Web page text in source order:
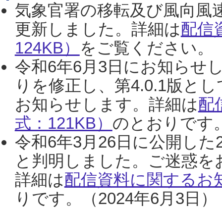
気象官署の移転及び風向風
更新しました。詳細は配信
124KB） をご覧ください。
令和6年6月3日にお知らせ
りを修正し、第4.0.1版と
お知らせします。詳細は配
式：121KB） のとおりです
令和6年3月26日に公開し
と判明しました。ご迷惑
詳細は配信資料に関するお
りです。（2024年6月3日）